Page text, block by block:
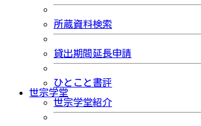
所蔵資料検索
貸出期間延長申請
ひとこと書評
世宗学堂
世宗学堂紹介